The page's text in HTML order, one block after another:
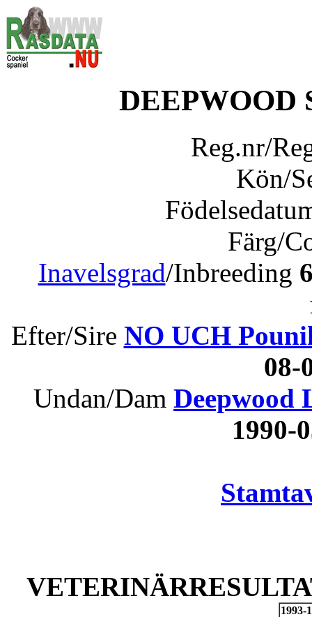
DEEPWOOD
Reg.nr/
Kön/
Färg/
Inavelsgrad/Inbreeding
Efter/Sire NO UCH
Undan/Dam Deepwood
1993-